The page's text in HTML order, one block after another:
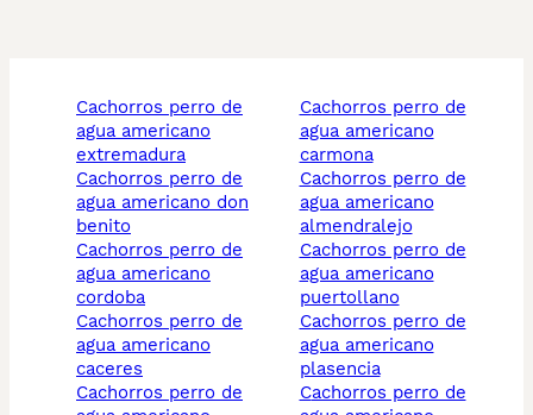
cachorros perro de
agua americano
extremadura
cachorros perro de
agua americano don
benito
cachorros perro de
agua americano
cordoba
cachorros perro de
agua americano
caceres
cachorros perro de
cachorros perro de
agua americano
carmona
cachorros perro de
agua americano
almendralejo
cachorros perro de
agua americano
puertollano
cachorros perro de
agua americano
plasencia
cachorros perro de